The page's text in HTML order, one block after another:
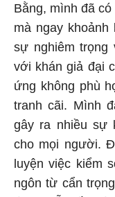
Bằng, mình đã
mà ngay
sự nghiêm trọng
với khán giả đại
ứng không phù
tranh cãi. Mình
gây ra nhiều sự
cho mọi người.
luyện việc kiểm
ngôn từ cẩn